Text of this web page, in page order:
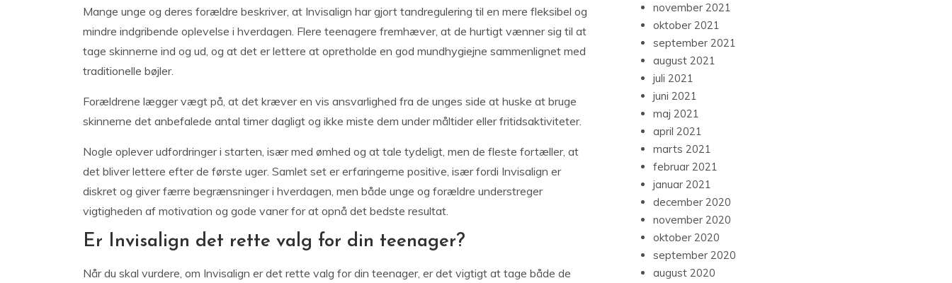
Mange unge og deres forældre beskriver, at Invisalign har gjort tandregulering til en mere fleksibel og
mindre indgribende oplevelse i hverdagen. Flere teenagere fremhæver, at de hurtigt vænner sig til at
tage skinnerne ind og ud, og at det er lettere at opretholde en god mundhygiejne sammenlignet med
traditionelle bøjler.
Forældrene lægger vægt på, at det kræver en vis ansvarlighed fra de unges side at huske at bruge
skinnerne det anbefalede antal timer dagligt og ikke miste dem under måltider eller fritidsaktiviteter.
Nogle oplever udfordringer i starten, især med ømhed og at tale tydeligt, men de fleste fortæller, at
det bliver lettere efter de første uger. Samlet set er erfaringerne positive, især fordi Invisalign er
diskret og giver færre begrænsninger i hverdagen, men både unge og forældre understreger
vigtigheden af motivation og gode vaner for at opnå det bedste resultat.
Er Invisalign det rette valg for din teenager?
Når du skal vurdere, om Invisalign er det rette valg for din teenager, er det vigtigt at tage både de
november 2021
oktober 2021
september 2021
august 2021
juli 2021
juni 2021
maj 2021
april 2021
marts 2021
februar 2021
januar 2021
december 2020
november 2020
oktober 2020
september 2020
august 2020